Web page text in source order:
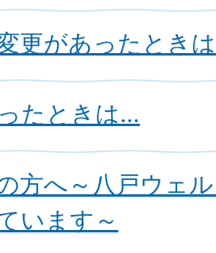
更があったとき
たときは…
方へ～八戸ウェ
います～